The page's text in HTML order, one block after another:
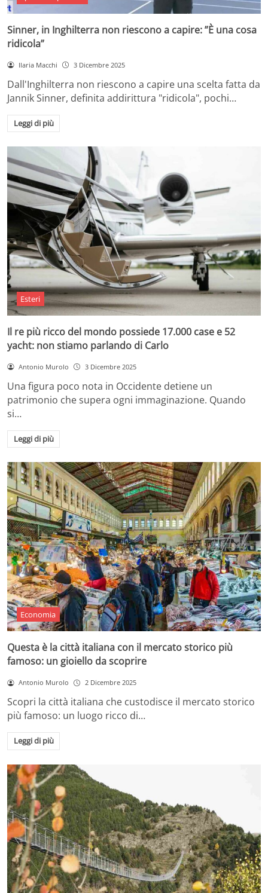
Sinner, in Inghilterra non riescono a capire: ”È una cosa
ridicola”
Ilaria Macchi 3 Dicembre 2025
Dall'Inghilterra non riescono a capire una scelta fatta da
Jannik Sinner, definita addirittura "ridicola", pochi…
Leggi di più
Esteri
Il re più ricco del mondo possiede 17.000 case e 52
yacht: non stiamo parlando di Carlo
Antonio Murolo 3 Dicembre 2025
Una figura poco nota in Occidente detiene un
patrimonio che supera ogni immaginazione. Quando
si…
Leggi di più
Economia
Questa è la città italiana con il mercato storico più
famoso: un gioiello da scoprire
Antonio Murolo 2 Dicembre 2025
Scopri la città italiana che custodisce il mercato storico
più famoso: un luogo ricco di…
Leggi di più